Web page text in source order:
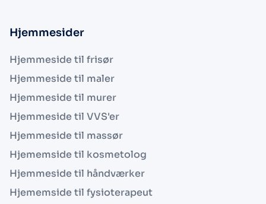
Hjemmesider
Hjemmeside til frisør
Hjemmeside til maler
Hjemmeside til murer
Hjemmeside til VVS'er
Hjemmeside til massør
Hjememside til kosmetolog
Hjemmeside til håndværker
Hjememside til fysioterapeut